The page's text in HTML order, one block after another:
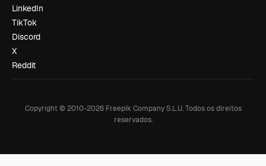
LinkedIn
TikTok
Discord
X
Reddit
Copyright © 2010-2026Freepik Company S.L.U. Todos os direitos
reservados.